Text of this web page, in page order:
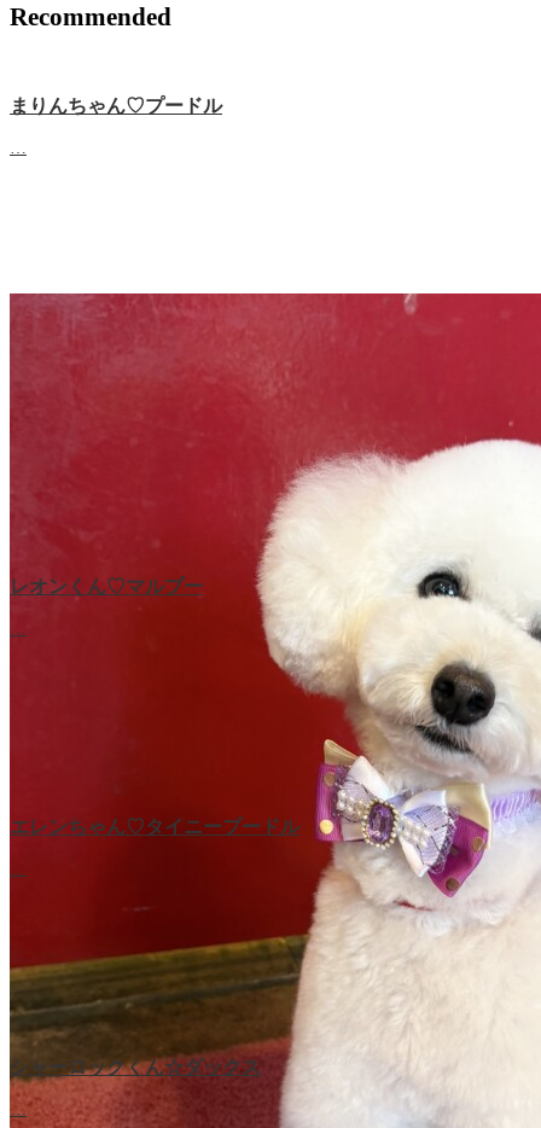
Recommended
まりんちゃん♡プードル
レオンくん♡マルプー
エレンちゃん♡タイニープードル
シャーロックくん☆ダックス